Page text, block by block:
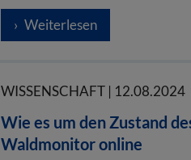
Weiterlesen
WISSENSCHAFT | 12.08.2024
Wie es um den Zustand
Waldmonitor online